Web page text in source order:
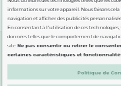
GUIDE DES TAILLES
informations sur votre appareil. Nous faisons
navigation et afficher des publicités
En consentant à l'utilisation de ces
données telles que le comportement de
site.Ne pas consentir ou retirer le
certaines caractéristiques et
Politique de